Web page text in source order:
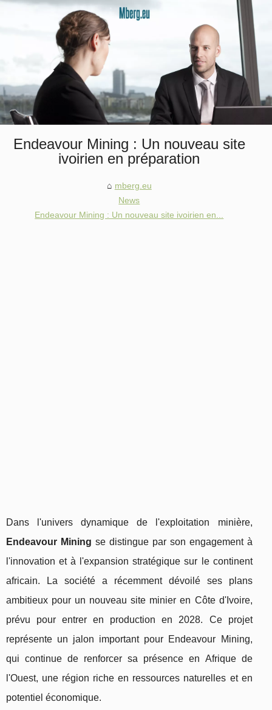
Endeavour Mining : Un nouveau site
ivoirien en préparation
mberg.eu
News
Endeavour Mining : Un nouveau site ivoirien en...
Dans l'univers dynamique de l'exploitation minière,
Endeavour Mining se distingue par son engagement à
l'innovation et à l'expansion stratégique sur le continent
africain. La société a récemment dévoilé ses plans
ambitieux pour un nouveau site minier en Côte d'Ivoire,
prévu pour entrer en production en 2028. Ce projet
représente un jalon important pour Endeavour Mining,
qui continue de renforcer sa présence en Afrique de
l'Ouest, une région riche en ressources naturelles et en
potentiel économique.